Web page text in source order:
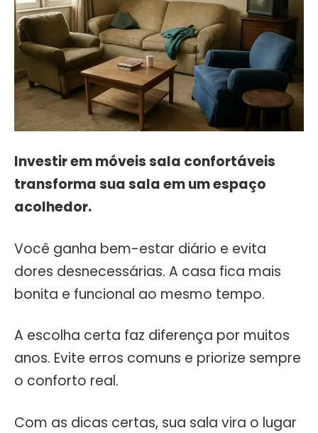
Investir em móveis sala confortáveis
transforma sua sala em um espaço
acolhedor.
Você ganha bem-estar diário e evita
dores desnecessárias. A casa fica mais
bonita e funcional ao mesmo tempo.
A escolha certa faz diferença por muitos
anos. Evite erros comuns e priorize sempre
o conforto real.
Com as dicas certas, sua sala vira o lugar